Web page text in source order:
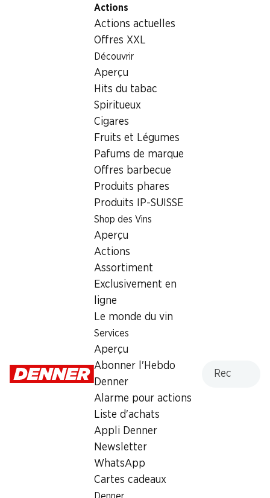
Actions
Actions actuelles
Offres XXL
Découvrir
Aperçu
Hits du tabac
Spiritueux
Cigares
Fruits et Légumes
Pafums de marque
Offres barbecue
Produits phares
Produits IP-SUISSE
Shop des Vins
Aperçu
Actions
Assortiment
Exclusivement en
ligne
Le monde du vin
Services
Aperçu
Abonner l'Hebdo
Denner
Alarme pour actions
Liste d'achats
Appli Denner
Newsletter
WhatsApp
Cartes cadeaux
Fruits et légumes
Fruits et légumes
Actions hebdomadaires
21%
la pièce
Provenance indiquée sur
l’emballage, 250 g
env. 500 g, le kg